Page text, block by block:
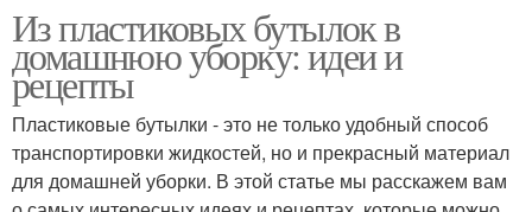
Из пластиковых бутылок в
домашнюю уборку: идеи и
рецепты
Пластиковые бутылки - это не только удобный способ
транспортировки жидкостей, но и прекрасный материал
для домашней уборки. В этой статье мы расскажем вам